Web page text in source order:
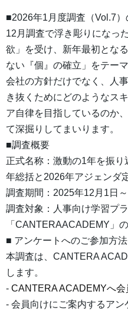
■2026年1月度調査（Vol.7
12月調査で浮き彫りになっ
欲」を受け、新年最初とな
ない『個』の確立」をテー
会社の方針だけでなく、人
き抜くためにどのようなス
ア自律を目指しているのか
て深掘りしてまいります。
■調査概要
正式名称：激動の1年を振
年総括と2026年アジェンダ
調査期間：2025年12月1日
調査対象：人事向け学習プ
「CANTERAACADEMY」
■ アンケートへのご参加方
本調査は、CANTERA
します。
- CANTERA ACADEMYへ会
- 会員向けにご案内するアン